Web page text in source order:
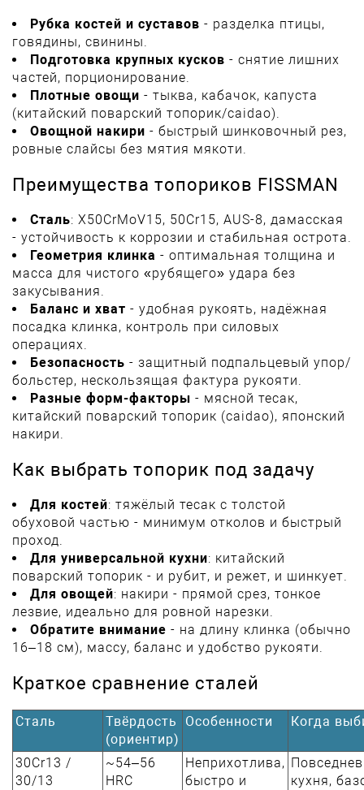
Рубка костей и суставов - разделка птицы,
говядины, свинины.
Подготовка крупных кусков - снятие лишних
частей, порционирование.
Плотные овощи - тыква, кабачок, капуста
(китайский поварский топорик/caidao).
Овощной накири - быстрый шинковочный рез,
ровные слайсы без мятия мякоти.
Преимущества топориков FISSMAN
Сталь: X50CrMoV15, 50Cr15, AUS-8, дамасская
- устойчивость к коррозии и стабильная острота.
Геометрия клинка - оптимальная толщина и
масса для чистого «рубящего» удара без
закусывания.
Баланс и хват - удобная рукоять, надёжная
посадка клинка, контроль при силовых
операциях.
Безопасность - защитный подпальцевый упор/
больстер, нескользящая фактура рукояти.
Разные форм-факторы - мясной тесак,
китайский поварский топорик (caidao), японский
накири.
Как выбрать топорик под задачу
Для костей: тяжёлый тесак с толстой
обуховой частью - минимум отколов и быстрый
проход.
Для универсальной кухни: китайский
поварский топорик - и рубит, и режет, и шинкует.
Для овощей: накири - прямой срез, тонкое
лезвие, идеально для ровной нарезки.
Обратите внимание - на длину клинка (обычно
16–18 см), массу, баланс и удобство рукояти.
Краткое сравнение сталей
Сталь
Твёрдость
(ориентир)
Особенности Когда
30Cr13 /
30/13
~54–56
HRC
Неприхотлива,
быстро и
кухня,